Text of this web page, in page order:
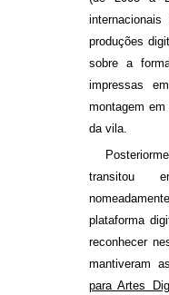
produções
sobre a
impressas
montagem
da vila.
transitou
plataforma
reconhecer
mantiveram
para Artes